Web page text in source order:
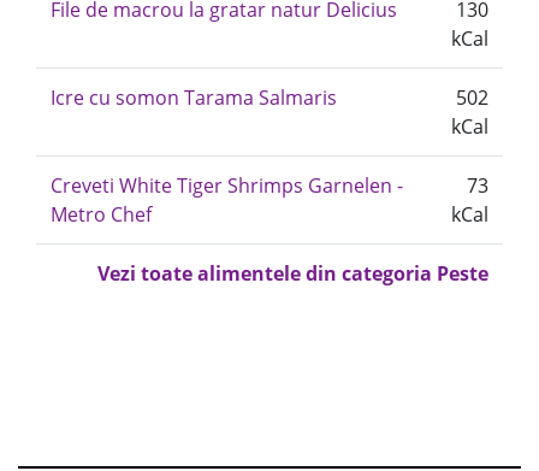
File de macrou la gratar natur Delicius
130
kCal
Icre cu somon Tarama Salmaris
502
kCal
Creveti White Tiger Shrimps Garnelen -
Metro Chef
73
kCal
Vezi toate alimentele din categoria Peste